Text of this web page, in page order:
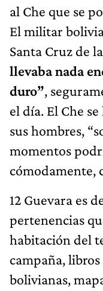
al Che que se
El militar
Santa Cruz de
llevaba nada
duro”,
el día. El Che
sus hombres,
momentos
cómodamente,
12 Guevara es
pertenencias
habitación del
campaña,
bolivianas,